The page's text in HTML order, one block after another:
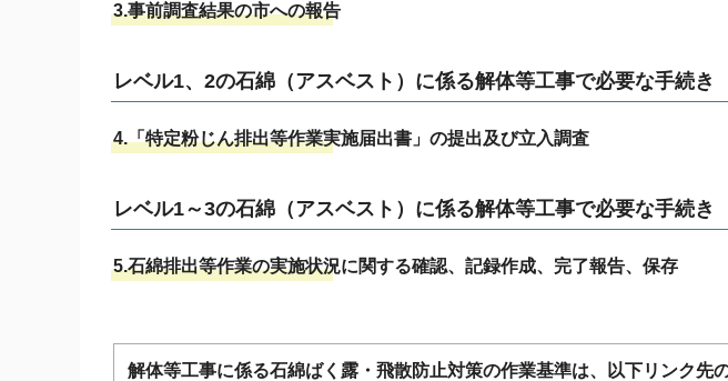
3.事前調査結果の市への報告
レベル1、2の石綿（アスベスト）に係る解体等工事で必要な手続き
4.「特定粉じん排出等作業実施届出書」の提出及び立入調査
レベル1～3の石綿（アスベスト）に係る解体等工事で必要な手続き
5.石綿排出等作業の実施状況に関する確認、記録作成、完了報告、保存
解体等工事に係る石綿ばく露・飛散防止対策の作業基準は、以下リンク先